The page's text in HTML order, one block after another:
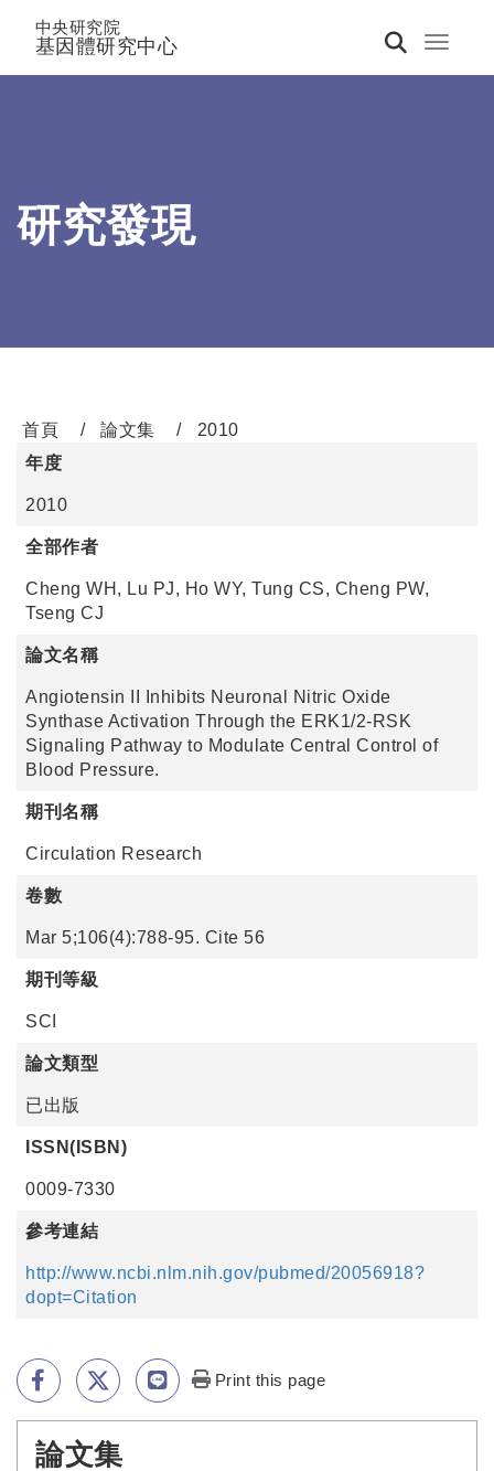
Toggle
中央研究院
基因體研究中心
研究發現
首頁 論文集
2010
年度
2010
全部作者
Cheng WH, Lu PJ, Ho WY, Tung CS, Cheng PW,
Tseng CJ
論文名稱
Angiotensin II Inhibits Neuronal Nitric Oxide
Synthase Activation Through the ERK1/2-RSK
Signaling Pathway to Modulate Central Control of
Blood Pressure.
期刊名稱
Circulation Research
卷數
Mar 5;106(4):788-95. Cite 56
期刊等級
SCI
論文類型
已出版
ISSN(ISBN)
0009-7330
參考連結
http://www.ncbi.nlm.nih.gov/pubmed/20056918?
dopt=Citation
Print this page
論文集